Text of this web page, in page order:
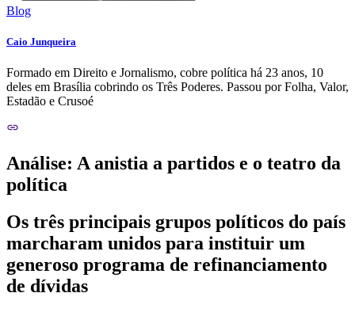
Blog
Caio Junqueira
Formado em Direito e Jornalismo, cobre política há 23 anos, 10
deles em Brasília cobrindo os Três Poderes. Passou por Folha, Valor,
Estadão e Crusoé
Análise: A anistia a partidos e o teatro da
política
Os três principais grupos políticos do país
marcharam unidos para instituir um
generoso programa de refinanciamento
de dívidas